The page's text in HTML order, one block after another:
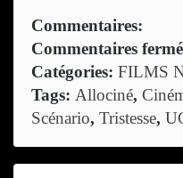
Commentaires:
Commentaires
sur
Février
du
cinéma
Catégories: FILMS
Tags: Allociné,
Scénario, Tristesse,